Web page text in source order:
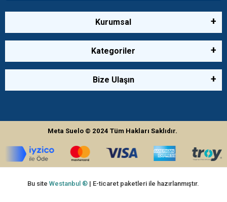
Kurumsal
Kategoriler
Bize Ulaşın
Meta Suelo © 2024Tüm Hakları Saklıdır.
Bu siteWestanbul ® | E-ticaret paketleri ile hazırlanmıştır.